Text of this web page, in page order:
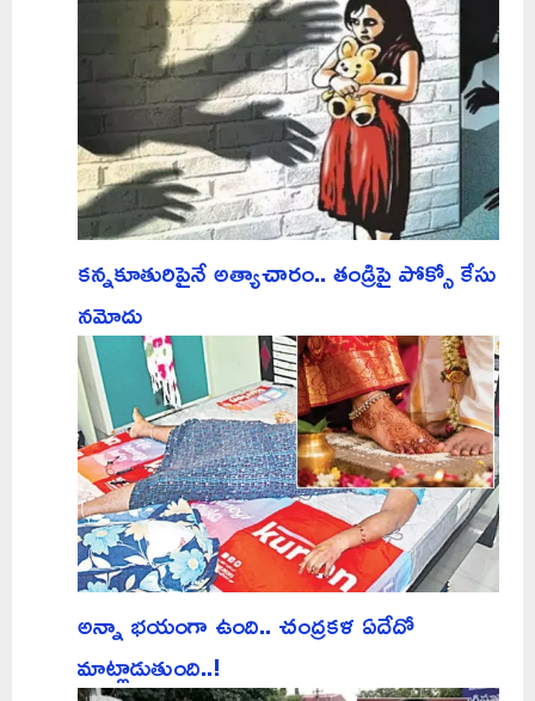
కన్నకూతురిపైనే అత్యాచారం.. తండ్రిపై పోక్సో కేసు
నమోదు
అన్నా భయంగా ఉంది.. చంద్రకళ ఏదేదో
మాట్లాడుతుంది..!